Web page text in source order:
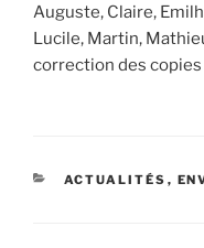
Auguste, Claire,
Lucile, Martin,
correction des copies
CATÉGORIES
ACTUALITÉS ,